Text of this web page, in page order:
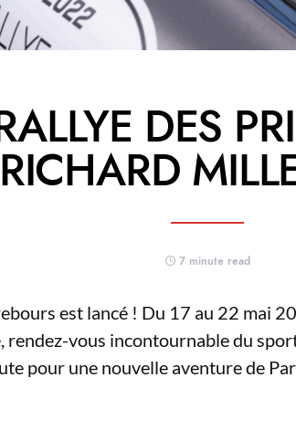
DES
RICHARD
7 minute read
est lancé ! Du 17 au 22 mai
rendez-vous incontournable du
pour une nouvelle aventure de